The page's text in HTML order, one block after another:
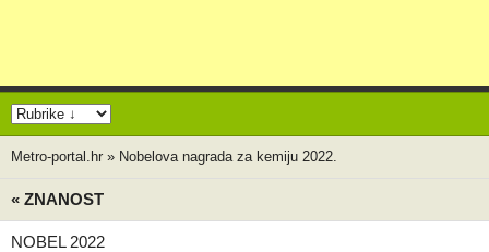
Metro-portal.hr » Nobelova nagrada za kemiju 2022.
« ZNANOST
NOBEL 2022